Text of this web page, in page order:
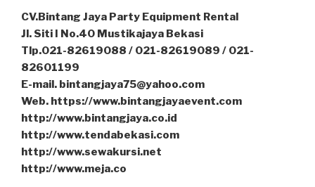
CV.Bintang Jaya Party Equipment Rental
Jl. Siti I No.40 Mustikajaya Bekasi
Tlp.021-82619088 / 021-82619089 / 021-
82601199
E-mail. bintangjaya75@yahoo.com
Web. https://www.bintangjayaevent.com
http://www.bintangjaya.co.id
http://www.tendabekasi.com
http://www.sewakursi.net
http://www.meja.co